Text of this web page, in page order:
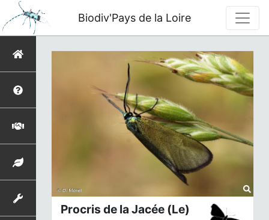
Biodiv'Pays de la Loire
Procris de la Jacée (Le)